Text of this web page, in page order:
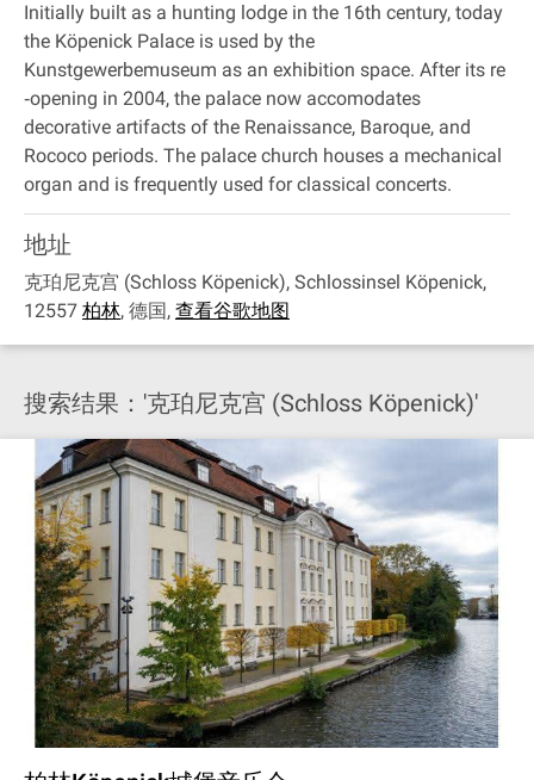
Initially built as a hunting lodge in the 16th century, today
the Köpenick Palace is used by the
Kunstgewerbemuseum as an exhibition space. After its re
‐opening in 2004, the palace now accomodates
decorative artifacts of the Renaissance, Baroque, and
Rococo periods. The palace church houses a mechanical
organ and is frequently used for classical concerts.
地址
克珀尼克宫 (Schloss Köpenick), Schlossinsel Köpenick,
12557 柏林, 德国, 查看谷歌地图
搜索结果：'克珀尼克宫 (Schloss Köpenick)'